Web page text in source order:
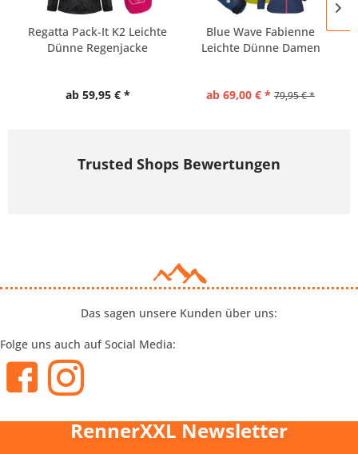
Regatta Pack-It K2 Leichte
Dünne Regenjacke
ab 59,95 € *
Blue Wave Fabienne
Leichte Dünne Damen
ab 69,00 € * 79,95 € *
Trusted Shops Bewertungen
Das sagen unsere Kunden über uns:
Folge uns auch auf Social Media:
RennerXXL Newsletter